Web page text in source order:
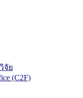
จัย
(C2F)